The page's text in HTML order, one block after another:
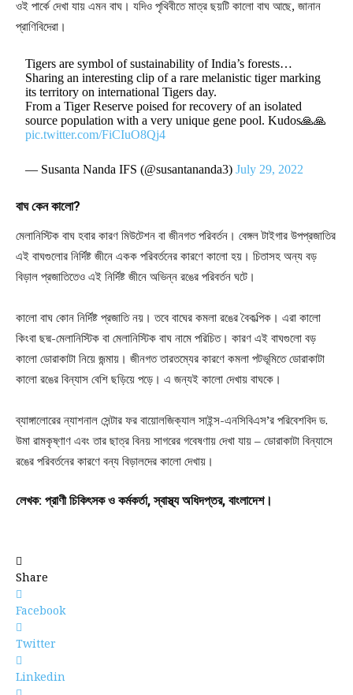
ওই পার্কে দেখা যায় এমন বাঘ। যদিও পৃথিবীতে মাত্র ছয়টি কালো বাঘ আছে, জানান
প্রাণিবিদেরা।
Tigers are symbol of sustainability of India’s forests…
Sharing an interesting clip of a rare melanistic tiger marking
its territory on international Tigers day.
From a Tiger Reserve poised for recovery of an isolated
source population with a very unique gene pool. Kudos🙏🙏
pic.twitter.com/FiCIuO8Qj4
— Susanta Nanda IFS (@susantananda3)July 29, 2022
বাঘ কেন কালো?
মেলানিস্টিক বাঘ হবার কারণ মিউটেশন বা জীনগত পরিবর্তন। বেঙ্গল টাইগার উপপ্রজাতির
এই বাঘগুলোর নির্দিষ্ট জীনে একক পরিবর্তনের কারণে কালো হয়। চিতাসহ অন্য বড়
বিড়াল প্রজাতিতেও এই নির্দিষ্ট জীনে অভিন্ন রঙের পরিবর্তন ঘটে।
কালো বাঘ কোন নির্দিষ্ট প্রজাতি নয়। তবে বাঘের কমলা রঙের বৈকল্পিক। এরা কালো
কিংবা ছদ্ম-মেলানিস্টিক বা মেলানিস্টিক বাঘ নামে পরিচিত। কারণ এই বাঘগুলো বড়
কালো ডোরাকাটা নিয়ে জন্মায়। জীনগত তারতম্যের কারণে কমলা পটভূমিতে ডোরাকাটা
কালো রঙের বিন্যাস বেশি ছড়িয়ে পড়ে। এ জন্যই কালো দেখায় বাঘকে।
ব্যাঙ্গালোরের ন্যাশনাল সেন্টার ফর বায়োলজিক্যাল সাইন্স-এনসিবিএস’র পরিবেশবিদ ড.
উমা রামকৃষ্ণাণ এবং তার ছাত্র বিনয় সাগরের গবেষণায় দেখা যায় – ডোরাকাটা বিন্যাসে
রঙের পরিবর্তনের কারণে বন্য বিড়ালদের কালো দেখায়।
লেখক: প্রাণী চিকিৎসক ও কর্মকর্তা, স্বাস্থ্য অধিদপ্তর, বাংলাদেশ।
Share
Facebook
Twitter
Linkedin